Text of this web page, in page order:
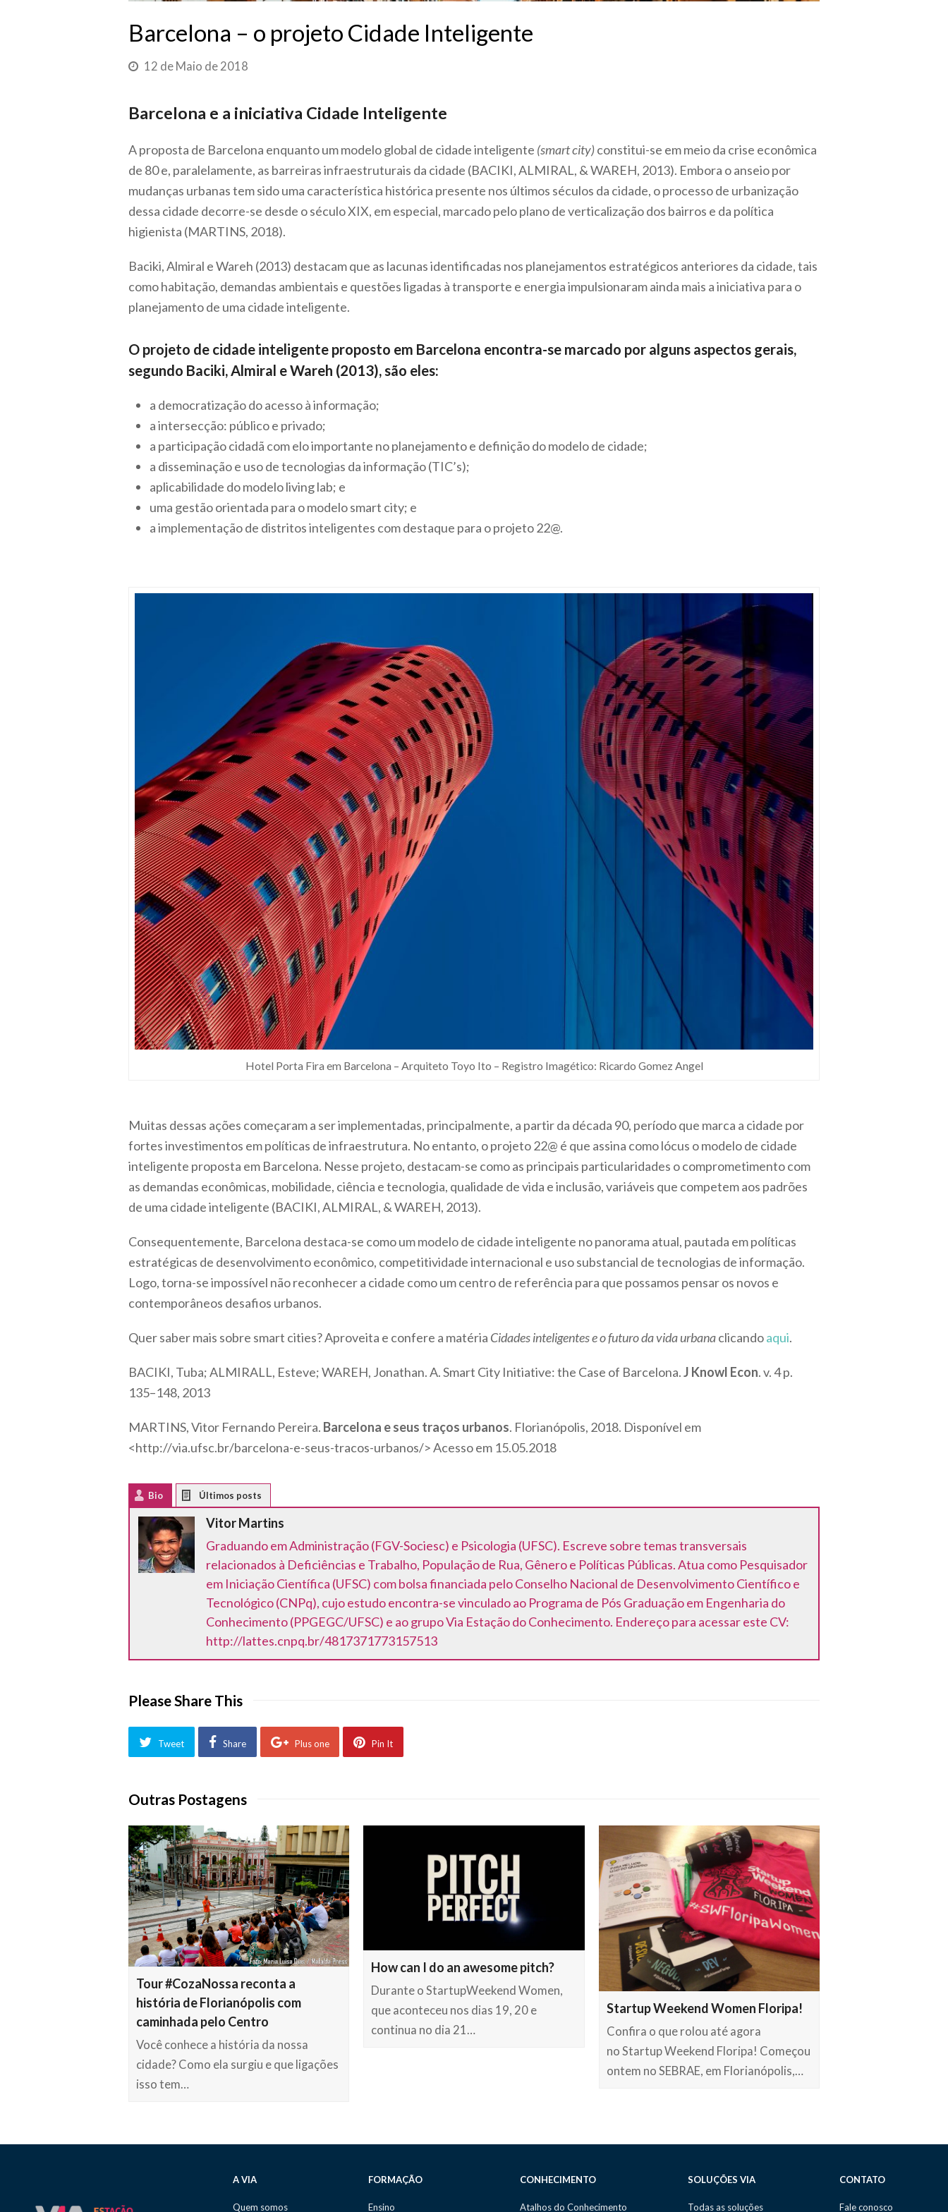
Barcelona – o projeto Cidade Inteligente
12 de Maio de 2018
Barcelona e a iniciativa Cidade Inteligente
A proposta de Barcelona enquanto um modelo global de cidade inteligente (smart city)constitui-se em meio da crise econômica
de 80 e, paralelamente, as barreiras infraestruturais da cidade (BACIKI, ALMIRAL, & WAREH, 2013). Embora o anseio por
mudanças urbanas tem sido uma característica histórica presente nos últimos séculos da cidade, o processo de urbanização
dessa cidade decorre-se desde o século XIX, em especial, marcado pelo plano de verticalização dos bairros e da política
higienista (MARTINS, 2018).
Baciki, Almiral e Wareh (2013) destacam que as lacunas identificadas nos planejamentos estratégicos anteriores da cidade, tais
como habitação, demandas ambientais e questões ligadas à transporte e energia impulsionaram ainda mais a iniciativa para o
planejamento de uma cidade inteligente.
O projeto de cidade inteligente proposto em Barcelona encontra-se marcado por alguns aspectos gerais,
segundo Baciki, Almiral e Wareh (2013), são eles:
a democratização do acesso à informação;
a intersecção: público e privado;
a participação cidadã com elo importante no planejamento e definição do modelo de cidade;
a disseminação e uso de tecnologias da informação (TIC’s);
aplicabilidade do modeloliving lab; e
uma gestão orientada para o modelosmart city; e
a implementação de distritos inteligentes com destaque para o projeto 22@.
Hotel Porta Fira em Barcelona – Arquiteto Toyo Ito – Registro Imagético: Ricardo Gomez Angel
Muitas dessas ações começaram a ser implementadas, principalmente, a partir da década 90, período que marca a cidade por
fortes investimentos em políticas de infraestrutura. No entanto, o projeto 22@ é que assina comolócus o modelo de cidade
inteligente proposta em Barcelona. Nesse projeto, destacam-se como as principais particularidades o comprometimento com
as demandas econômicas, mobilidade, ciência e tecnologia, qualidade de vida e inclusão, variáveis que competem aos padrões
de uma cidade inteligente (BACIKI, ALMIRAL, & WAREH, 2013).
Consequentemente, Barcelona destaca-se como um modelo de cidade inteligente no panorama atual, pautada em políticas
estratégicas de desenvolvimento econômico, competitividade internacional e uso substancial de tecnologias de informação.
Logo, torna-se impossível não reconhecer a cidade como um centro de referência para que possamos pensar os novos e
contemporâneos desafios urbanos.
Quer saber mais sobre smart cities? Aproveita e confere a matéria Cidades inteligentes e o futuro da vida urbanaclicandoaqui.
BACIKI, Tuba; ALMIRALL, Esteve; WAREH, Jonathan. A. Smart City Initiative: the Case of Barcelona.J Knowl Econ. v. 4 p.
135–148, 2013
MARTINS, Vitor Fernando Pereira. Barcelona e seus traços urbanos. Florianópolis, 2018. Disponível em
<http://via.ufsc.br/barcelona-e-seus-tracos-urbanos/> Acesso em 15.05.2018
Bio
Vitor Martins
Graduando em Administração (FGV-Sociesc) e Psicologia (UFSC). Escreve sobre temas transversais
relacionados à Deficiências e Trabalho, População de Rua, Gênero e Políticas Públicas. Atua como Pesquisador
em Iniciação Científica (UFSC) com bolsa financiada pelo Conselho Nacional de Desenvolvimento Científico e
Tecnológico (CNPq), cujo estudo encontra-se vinculado ao Programa de Pós Graduação em Engenharia do
Conhecimento (PPGEGC/UFSC) e ao grupo Via Estação do Conhecimento. Endereço para acessar este CV:
http://lattes.cnpq.br/4817371773157513
Please Share This
Tweet Share Plus one Pin It
Outras Postagens
Tour #CozaNossa reconta a
história de Florianópolis com
caminhada pelo Centro
Você conhece a história da nossa
cidade? Como ela surgiu e que ligações
isso tem…
How can I do an awesome pitch?
Durante o StartupWeekend Women,
que aconteceu nos dias 19, 20 e
continua no dia 21…
Startup Weekend Women Floripa!
Confira o que rolou até agora
no Startup Weekend Floripa! Começou
ontem no SEBRAE, em Florianópolis,…
A VIA
Quem somos
FORMAÇÃO
Ensino
CONHECIMENTO
Atalhos do Conhecimento
SOLUÇÕES VIA
Todas as soluções
CONTATO
Fale conosco